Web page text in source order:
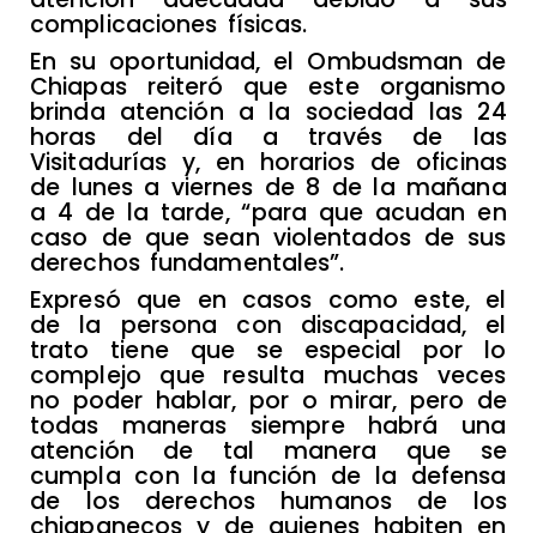
complicaciones físicas.
En su oportunidad, el Ombudsman de
Chiapas reiteró que este organismo
brinda atención a la sociedad las 24
horas del día a través de las
Visitadurías y, en horarios de oficinas
de lunes a viernes de 8 de la mañana
a 4 de la tarde, “para que acudan en
caso de que sean violentados de sus
derechos fundamentales”.
Expresó que en casos como este, el
de la persona con discapacidad, el
trato tiene que se especial por lo
complejo que resulta muchas veces
no poder hablar, por o mirar, pero de
todas maneras siempre habrá una
atención de tal manera que se
cumpla con la función de la defensa
de los derechos humanos de los
chiapanecos y de quienes habiten en